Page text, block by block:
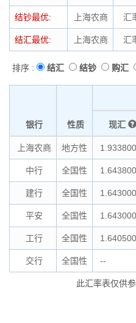
结钞最优: 上海农商 汇
结汇最优: 上海农商 汇
排序 : 结汇 结钞 购汇
银行 性质 现汇
上海农商 地方性 1.933800
中行 全国性 1.643800
建行 全国性 1.643000
平安 全国性 1.643000
工行 全国性 1.640500
交行 全国性 --
此汇率表仅供